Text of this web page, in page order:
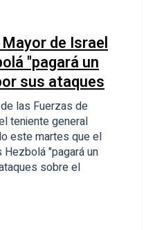
de Israel
"pagará un
sus ataques
las Fuerzas de
teniente general
este martes que el
"pagará un
sobre el